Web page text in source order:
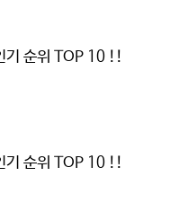
기 순위 TOP 10 !!
기 순위 TOP 10 !!